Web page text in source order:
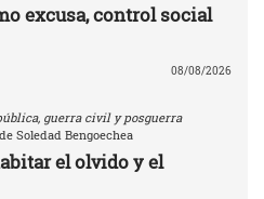
excusa, control social
08/08/2026
guerra civil y posguerra
Soledad Bengoechea
el olvido y el